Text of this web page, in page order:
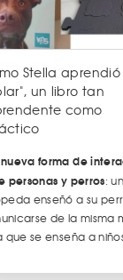
Stella
un libro tan
como
nueva forma de
personas y perros:
enseñó a su
de la misma
que se enseña a